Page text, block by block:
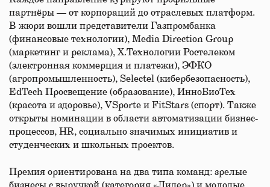
партнёры — от корпораций до отраслевых платформ.
В жюри вошли представители Газпромбанка
(финансовые технологии), Media Direction Group
(маркетинг и реклама), X.Технологии Ростелеком
(электронная коммерция и платежи), ЭФКО
(агропромышленность), Selectel (кибербезопасность),
EdTech Просвещение (образование), ИнноБиоТех
(красота и здоровье), VSporte и FitStars (спорт). Также
открыты номинации в области автоматизации бизнес-
процессов, HR, социально значимых инициатив и
студенческих и школьных проектов.
Премия ориентирована на два типа команд: зрелые